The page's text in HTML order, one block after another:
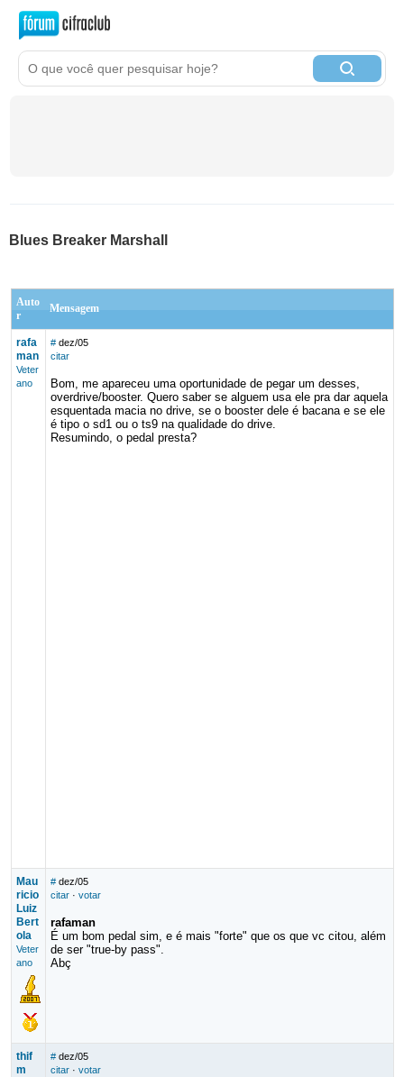
Blues Breaker Marshall
Auto
r
Mensagem
rafa
man
Veter
ano
# dez/05
citar
Bom, me apareceu uma oportunidade de pegar um desses,
overdrive/booster. Quero saber se alguem usa ele pra dar aquela
esquentada macia no drive, se o booster dele é bacana e se ele
é tipo o sd1 ou o ts9 na qualidade do drive.
Resumindo, o pedal presta?
Mau
ricio
Luiz
Bert
ola
Veter
ano
# dez/05
citar· votar
rafaman
É um bom pedal sim, e é mais "forte" que os que vc citou, além
de ser "true-by pass".
Abç
thif
m
# dez/05
citar· votar